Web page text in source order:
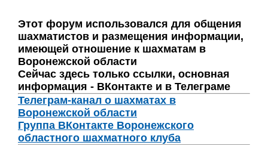
Этот форум использовался для общения
шахматистов и размещения информации,
имеющей отношение к шахматам в
Воронежской области
Сейчас здесь только ссылки, основная
информация - ВКонтакте и в Телеграме
Телеграм-канал о шахматах в
Воронежской области
Группа ВКонтакте Воронежского
областного шахматного клуба